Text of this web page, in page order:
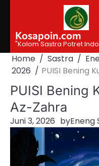
contentKosapoin.com
"Kolom Sastra Potret
Home Sastra
2026
PUISI Bening
PUISI Bening
Az-Zahra
Juni 3, 2026 byEneng